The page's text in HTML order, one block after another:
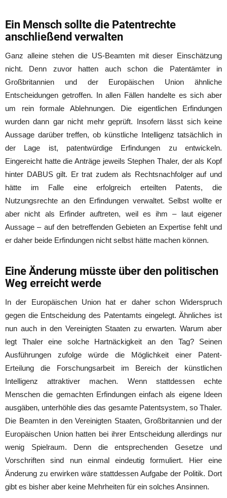
Ein Mensch sollte die Patentrechte
anschließend verwalten
Ganz alleine stehen die US-Beamten mit dieser Einschätzung
nicht. Denn zuvor hatten auch schon die Patentämter in
Großbritannien und der Europäischen Union ähnliche
Entscheidungen getroffen. In allen Fällen handelte es sich aber
um rein formale Ablehnungen. Die eigentlichen Erfindungen
wurden dann gar nicht mehr geprüft. Insofern lässt sich keine
Aussage darüber treffen, ob künstliche Intelligenz tatsächlich in
der Lage ist, patentwürdige Erfindungen zu entwickeln.
Eingereicht hatte die Anträge jeweils Stephen Thaler, der als Kopf
hinter DABUS gilt. Er trat zudem als Rechtsnachfolger auf und
hätte im Falle eine erfolgreich erteilten Patents, die
Nutzungsrechte an den Erfindungen verwaltet. Selbst wollte er
aber nicht als Erfinder auftreten, weil es ihm – laut eigener
Aussage – auf den betreffenden Gebieten an Expertise fehlt und
er daher beide Erfindungen nicht selbst hätte machen können.
Eine Änderung müsste über den politischen
Weg erreicht werde
In der Europäischen Union hat er daher schon Widerspruch
gegen die Entscheidung des Patentamts eingelegt. Ähnliches ist
nun auch in den Vereinigten Staaten zu erwarten. Warum aber
legt Thaler eine solche Hartnäckigkeit an den Tag? Seinen
Ausführungen zufolge würde die Möglichkeit einer Patent-
Erteilung die Forschungsarbeit im Bereich der künstlichen
Intelligenz attraktiver machen. Wenn stattdessen echte
Menschen die gemachten Erfindungen einfach als eigene Ideen
ausgäben, unterhöhle dies das gesamte Patentsystem, so Thaler.
Die Beamten in den Vereinigten Staaten, Großbritannien und der
Europäischen Union hatten bei ihrer Entscheidung allerdings nur
wenig Spielraum. Denn die entsprechenden Gesetze und
Vorschriften sind nun einmal eindeutig formuliert. Hier eine
Änderung zu erwirken wäre stattdessen Aufgabe der Politik. Dort
gibt es bisher aber keine Mehrheiten für ein solches Ansinnen.